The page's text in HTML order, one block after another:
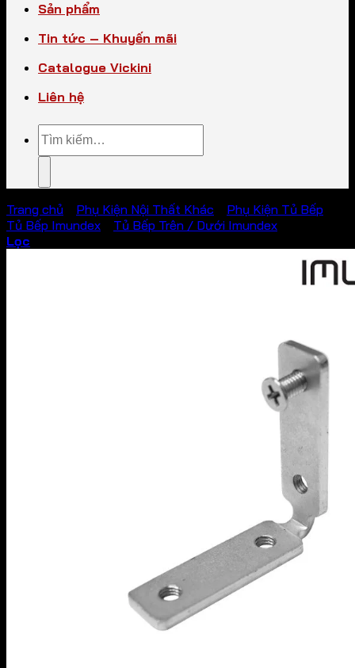
Sản phẩm
Tin tức – Khuyến mãi
Catalogue Vickini
Liên hệ
Tìm
kiếm:
Trang chủ Phụ Kiện Nội Thất Khác Phụ Kiện Tủ Bếp
Tủ Bếp Imundex
Tủ Bếp Trên / Dưới Imundex
Lọc